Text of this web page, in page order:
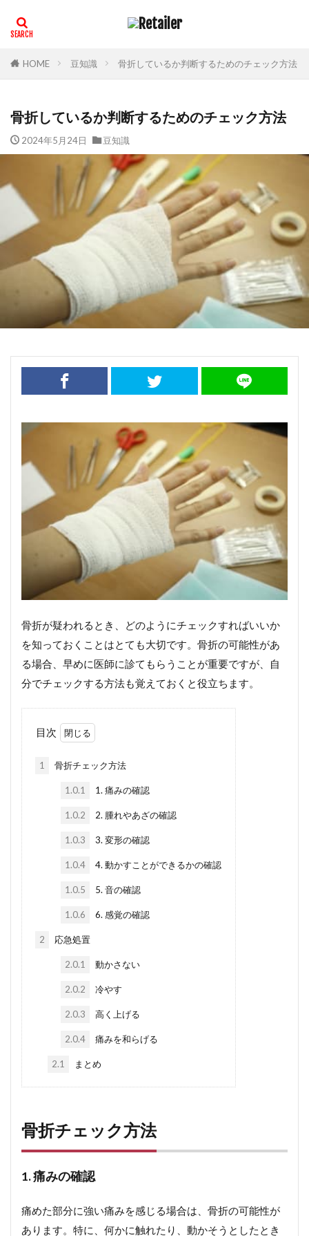
HOME 豆知識 骨折しているか判断するためのチェック方法
骨折しているか判断するためのチェック方法
2024年5月24日 豆知識
骨折が疑われるとき、どのようにチェックすればいいか
を知っておくことはとても大切です。骨折の可能性があ
る場合、早めに医師に診てもらうことが重要ですが、自
分でチェックする方法も覚えておくと役立ちます。
目次
1 骨折チェック方法
1.0.1 1. 痛みの確認
1.0.2 2. 腫れやあざの確認
1.0.3 3. 変形の確認
1.0.4 4. 動かすことができるかの確認
1.0.5 5. 音の確認
1.0.6 6. 感覚の確認
2 応急処置
2.0.1 動かさない
2.0.2 冷やす
2.0.3 高く上げる
2.0.4 痛みを和らげる
2.1 まとめ
骨折チェック方法
1. 痛みの確認
痛めた部分に強い痛みを感じる場合は、骨折の可能性が
あります。特に、何かに触れたり、動かそうとしたとき